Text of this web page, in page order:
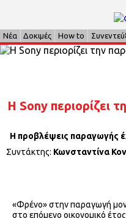
Νέα Δοκιμές How to
Η Sony περιορίζει
Η προβλέψεις παραγωγής
Συντάκτης: Κωνσταντίνα
«Φρένο» στην παραγωγή
στο επόμενο οικονομικό